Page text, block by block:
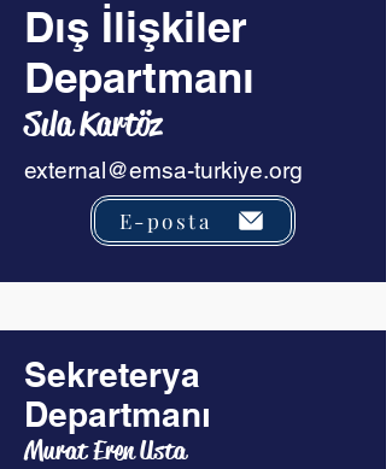
Dış İlişkiler
Departmanı
Sıla Kartöz
external@emsa-turkiye.org
E-posta
Sekreterya
Departmanı
Murat Eren Usta